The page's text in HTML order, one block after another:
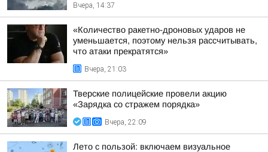
Вчера, 14:37
«Количество ракетно-дроновых ударов не
уменьшается, поэтому нельзя рассчитывать,
что атаки прекратятся»
Вчера, 21:03
Тверские полицейские провели акцию
«Зарядка со стражем порядка»
Вчера, 22:09
Лето с пользой: включаем визуальное